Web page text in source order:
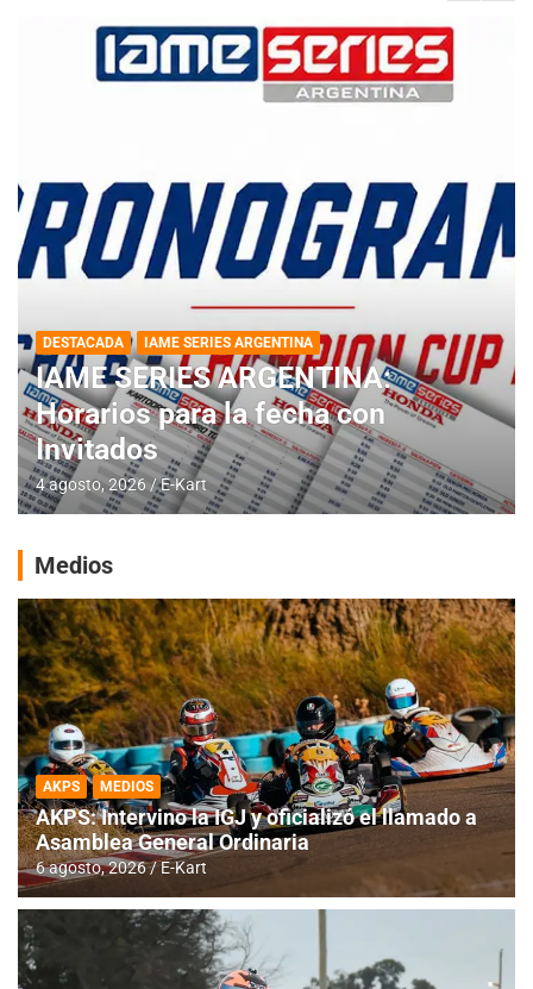
DESTACADA IAME SERIES ARGENTINA
IAME SERIES ARGENTINA:
Horarios para la fecha con
Invitados
4 agosto, 2026 E-Kart
Medios
AKPS MEDIOS
AKPS: Intervino la IGJ y oficializó el llamado a
Asamblea General Ordinaria
6 agosto, 2026 E-Kart